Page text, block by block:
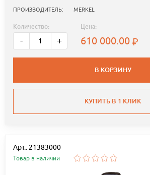
ПРОИЗВОДИТЕЛЬ: MERKEL
Количество:
- +
Цена:
610 000.00
В КОРЗИНУ
КУПИТЬ В 1 КЛИК
Арт.: 21383000
Товар в наличии